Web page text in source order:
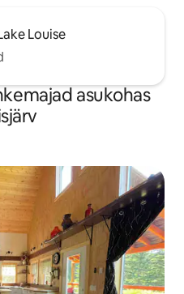
Louise
asukohas